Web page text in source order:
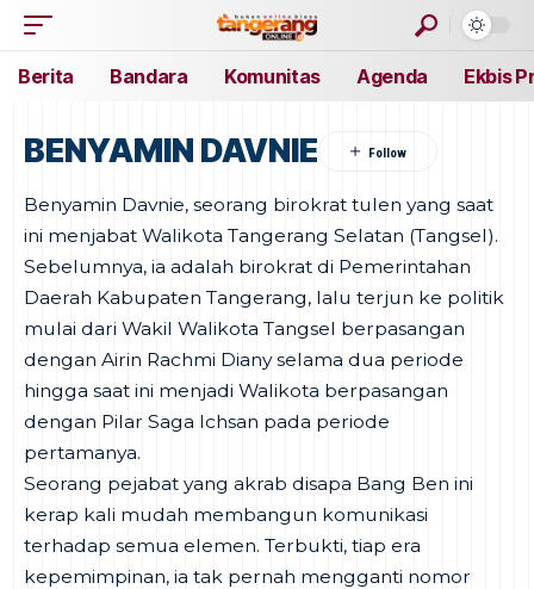
Berita Bandara Komunitas Agenda Ekbis
BENYAMIN DAVNIE
Benyamin Davnie, seorang birokrat tulen yang saat
ini menjabat Walikota Tangerang Selatan (Tangsel).
Sebelumnya, ia adalah birokrat di Pemerintahan
Daerah Kabupaten Tangerang, lalu terjun ke politik
mulai dari Wakil Walikota Tangsel berpasangan
dengan Airin Rachmi Diany selama dua periode
hingga saat ini menjadi Walikota berpasangan
dengan Pilar Saga Ichsan pada periode
pertamanya.
Seorang pejabat yang akrab disapa Bang Ben ini
kerap kali mudah membangun komunikasi
terhadap semua elemen. Terbukti, tiap era
kepemimpinan, ia tak pernah mengganti nomor